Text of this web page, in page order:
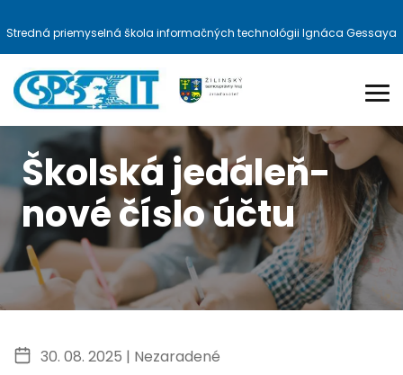
Stredná priemyselná škola informačných technológii Ignáca Gessaya
Školská jedáleň-
nové číslo účtu
30. 08. 2025 | Nezaradené